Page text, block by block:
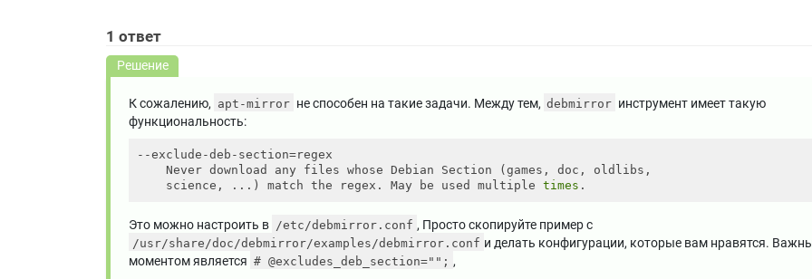
1 ответ
Решение
К сожалению, apt-mirror не способен на такие задачи. Между тем, debmirror инструмент имеет такую ​​
функциональность:
--exclude-deb-section=regex
    Never download any files whose Debian Section (games, doc, oldlibs,
    science, ...) match the regex. May be used multiple
times
Это можно настроить в /etc/debmirror.conf , Просто скопируйте пример с
/usr/share/doc/debmirror/examples/debmirror.conf и делать конфигурации, которые вам нравятся.
моментом является # @excludes_deb_section=""; ,